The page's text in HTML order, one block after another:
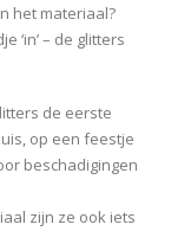
het materiaal?
‘in’ – de glitters
de eerste
op een feestje
beschadigingen
zijn ze ook iets